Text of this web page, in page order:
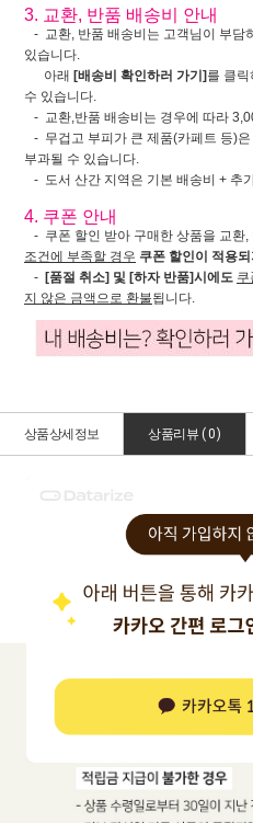
3. 교환, 반품 배송비 안내
- 교환, 반품 배송비는 고객님이 부담
있습니다.
아래 [배송비 확인하러 가기] 를 클
수 있습니다.
- 교환,반품 배송비는 경우에 따라
- 무겁고 부피가 큰 제품(카페트 등)
부과될 수 있습니다.
- 도서 산간 지역은 기본 배송비 + 추
4. 쿠폰 안내
- 쿠폰 할인 받아 구매한 상품을 교환,
조건에 부족할 경우 쿠폰 할인이 적용
- [품절 취소] 및 [하자 반품]시에도 쿠
지 않은 금액으로 환불됩니다.
상품상세정보 상품리뷰 ( 0)